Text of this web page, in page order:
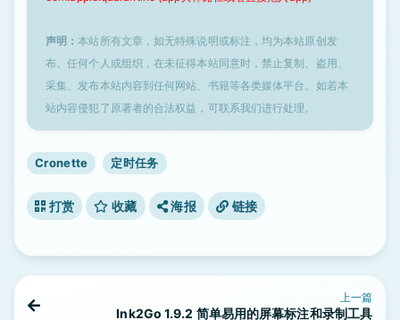
声明：本站所有文章，如无特殊说明或标注，均为本站原创发
布。任何个人或组织，在未征得本站同意时，禁止复制、盗用、
采集、发布本站内容到任何网站、书籍等各类媒体平台。如若本
站内容侵犯了原著者的合法权益，可联系我们进行处理。
Cronette 定时任务
打赏 收藏 海报 链接
上一篇
Ink2Go 1.9.2 简单易用的屏幕标注和录制工具